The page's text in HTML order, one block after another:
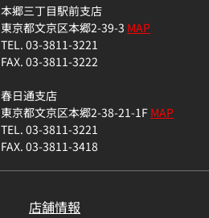
本郷三丁目駅前支店
東京都文京区本郷2-39-3 MAP
TEL. 03-3811-3221
FAX. 03-3811-3222
春日通支店
東京都文京区本郷2-38-21-1FMAP
TEL. 03-3811-3221
FAX. 03-3811-3418
店舗情報